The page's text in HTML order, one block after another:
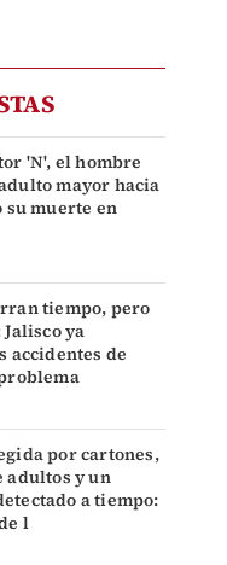
'N', el hombre
mayor hacia
muerte en
tiempo, pero
ya
accidentes de
por cartones,
adultos y un
a tiempo:
l